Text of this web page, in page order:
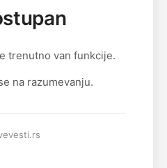
trenutno van funkcije.
na razumevanju.